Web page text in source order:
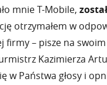
mnie T-Mobile,
otrzymałem w
firmy – pisze na
Kazimierza
w Państwa głosy i